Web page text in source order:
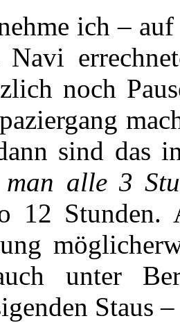
ich –
noch
sind das
alle 3
12 Stunden.
unter
Staus